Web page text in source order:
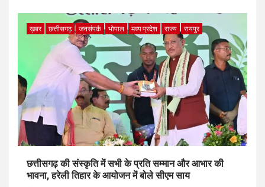
ख़बर छत्तीसगढ़ जनसंपर्क भोपाल मध्य प्रदेश राज्य रायपुर
छत्तीसगढ़ की संस्कृति में सभी के प्रति सम्मान और आभार की
भावना, हरेली तिहार के आयोजन में बोले सीएम साय